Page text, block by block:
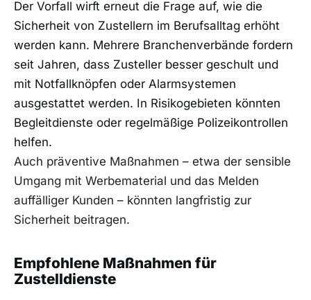
Der Vorfall wirft erneut die Frage auf, wie die
Sicherheit von Zustellern im Berufsalltag erhöht
werden kann. Mehrere Branchenverbände fordern
seit Jahren, dass Zusteller besser geschult und
mit Notfallknöpfen oder Alarmsystemen
ausgestattet werden. In Risikogebieten könnten
Begleitdienste oder regelmäßige Polizeikontrollen
helfen.
Auch präventive Maßnahmen – etwa der sensible
Umgang mit Werbematerial und das Melden
auffälliger Kunden – könnten langfristig zur
Sicherheit beitragen.
Empfohlene Maßnahmen für
Zustelldienste